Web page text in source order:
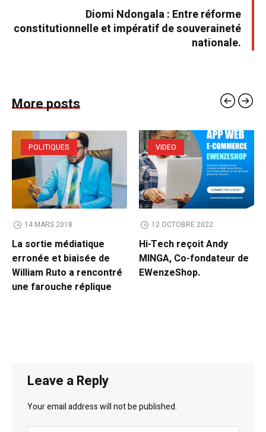
Diomi Ndongala : Entre réforme
constitutionnelle et impératif de souveraineté
nationale.
More posts
POLITIQUES
14 MARS 2018
La sortie médiatique
erronée et biaisée de
William Ruto a rencontré
une farouche réplique
VIDEO
12 OCTOBRE 2022
Hi-Tech reçoit Andy
MINGA, Co-fondateur de
EWenzeShop.
Leave a Reply
Your email address will not be published.